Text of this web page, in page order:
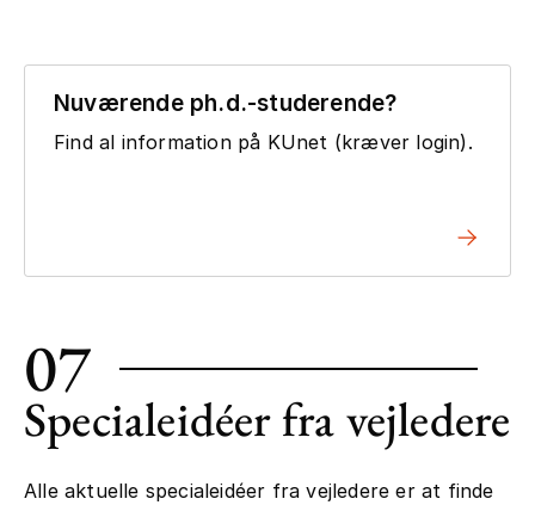
Nuværende ph.d.-studerende?
Find al information på KUnet (kræver login).
07
Specialeidéer fra vejledere
Alle aktuelle specialeidéer fra vejledere er at finde